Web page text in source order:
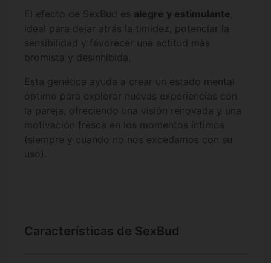
El efecto de SexBud es alegre y estimulante
ideal para dejar atrás la timidez, potenciar la
sensibilidad y favorecer una actitud más
bromista y desinhibida.
Esta genética ayuda a crear un estado mental
óptimo para explorar nuevas experiencias con
la pareja, ofreciendo una visión renovada y una
motivación fresca en los momentos íntimos
(siempre y cuando no nos excedamos con su
uso).
Características de SexBud